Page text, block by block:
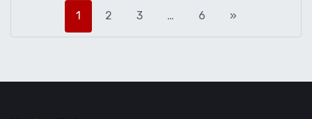
1 2 3 … 6 »